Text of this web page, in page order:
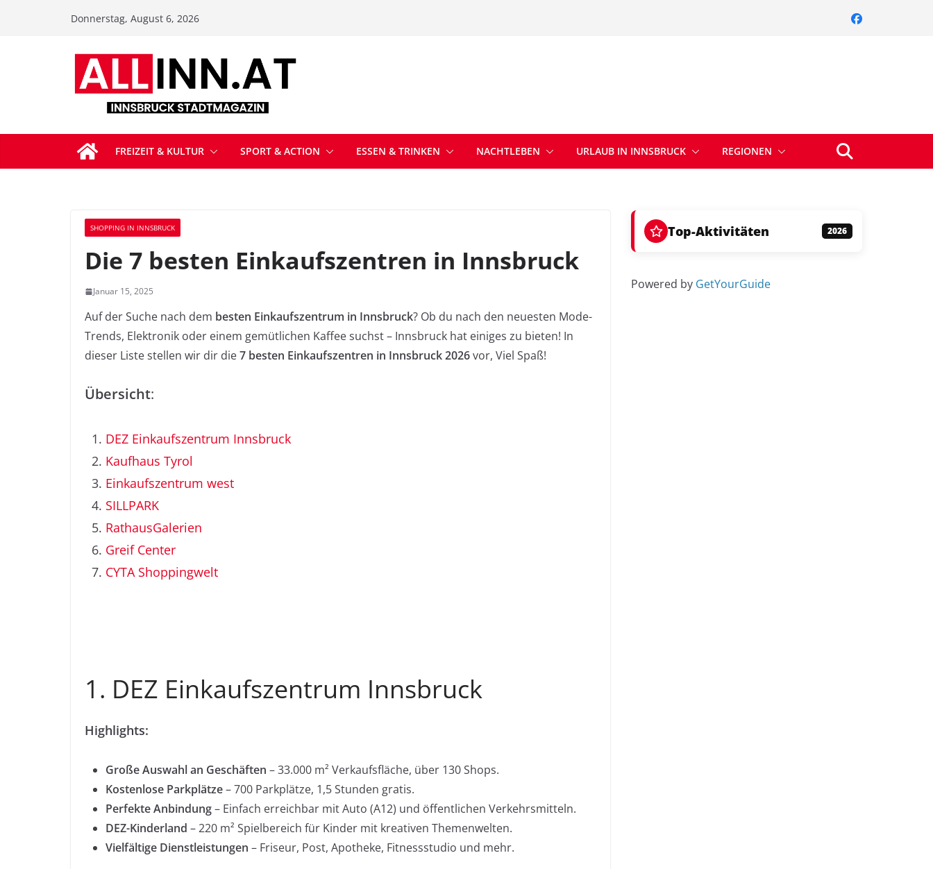
Donnerstag, August 6, 2026
FREIZEIT & KULTUR SPORT & ACTION ESSEN & TRINKEN NACHTLEBEN URLAUB IN INNSBRUCK REGIONEN
SHOPPING IN INNSBRUCK
Die 7 besten Einkaufszentren in Innsbruck
Januar 15, 2025
Auf der Suche nach dem besten Einkaufszentrum in Innsbruck? Ob du nach den neuesten Mode-
Trends, Elektronik oder einem gemütlichen Kaffee suchst – Innsbruck hat einiges zu bieten! In
dieser Liste stellen wir dir die7 besten Einkaufszentren in Innsbruck 2026vor, Viel Spaß!
Übersicht:
DEZ Einkaufszentrum Innsbruck
Kaufhaus Tyrol
Einkaufszentrum west
SILLPARK
RathausGalerien
Greif Center
CYTA Shoppingwelt
1. DEZ Einkaufszentrum Innsbruck
Highlights:
Große Auswahl an Geschäften – 33.000 m² Verkaufsfläche, über 130 Shops.
Kostenlose Parkplätze– 700 Parkplätze, 1,5 Stunden gratis.
Perfekte Anbindung– Einfach erreichbar mit Auto (A12) und öffentlichen Verkehrsmitteln.
DEZ-Kinderland – 220 m² Spielbereich für Kinder mit kreativen Themenwelten.
Vielfältige Dienstleistungen – Friseur, Post, Apotheke, Fitnessstudio und mehr.
Top-Aktivitäten 2026
Powered by GetYourGuide